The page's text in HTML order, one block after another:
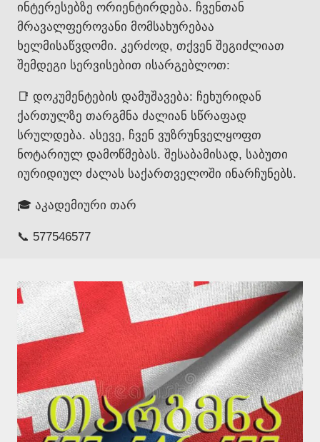
ინტერესებზე ორიენტირდება. ჩვენთან
მრავალფეროვანი მომსახურებაა
ხელმისაწვდომი. კერძოდ, თქვენ შეგიძლიათ
შემდეგი სერვისებით ისარგებლოთ:
📑 დოკუმენტების დამუშავება: ჩეხურიდან
ქართულზე თარგმნა ძალიან სწრაფად
სრულდება. ასევე, ჩვენ ვუზრუნველყოფთ
ნოტარიულ დამოწმებას. შესაბამისად, საბუთი
იურიდიულ ძალას საქართველოში ინარჩუნებს.
🎓 აკადემიური თარ
📞 577546577